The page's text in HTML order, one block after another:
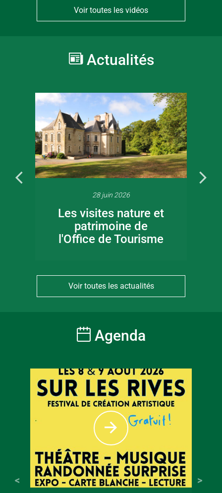
Voir toutes les vidéos
Actualités
28 juin 2026
Les visites nature et
patrimoine de
l'Office de Tourisme
Voir toutes les actualités
Agenda